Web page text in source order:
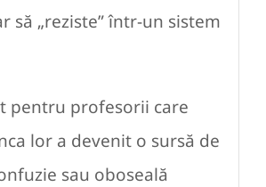
să „reziste” într-un sistem
pentru profesorii care
lor a devenit o sursă de
sau oboseală